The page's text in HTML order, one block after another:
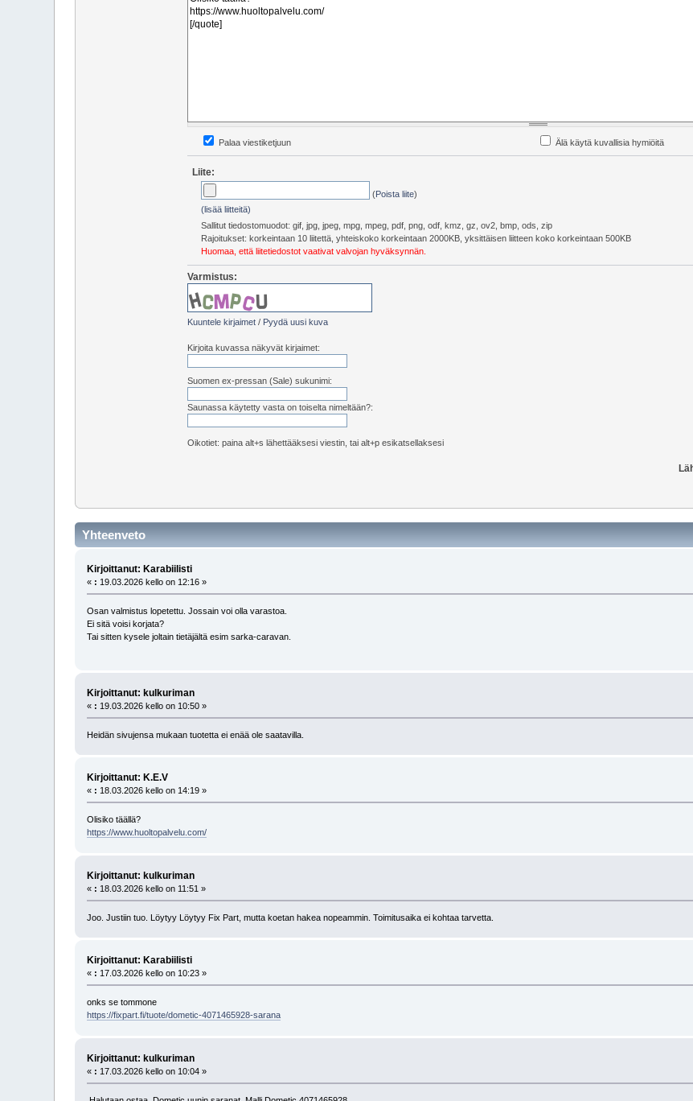
Palaa viestiketjuun Älä käytä kuvallisia hymiöitä
Liite:
(Poista liite)
(lisää liitteitä)
Sallitut tiedostomuodot: gif, jpg, jpeg, mpg, mpeg, pdf, png, odf, kmz, gz, ov2, bmp, ods, zip
Rajoitukset: korkeintaan 10 liitettä, yhteiskoko korkeintaan 2000KB, yksittäisen liitteen koko korkeintaan 500KB
Huomaa, että liitetiedostot vaativat valvojan hyväksynnän.
Varmistus:
Kuuntele kirjaimet / Pyydä uusi kuva
Kirjoita kuvassa näkyvät kirjaimet:
Suomen ex-pressan (Sale) sukunimi:
Saunassa käytetty vasta on toiselta nimeltään?:
Oikotiet: paina alt+s lähettääksesi viestin, tai alt+p esikatsellaksesi
Yhteenveto
Kirjoittanut: Karabiilisti
« : 19.03.2026 kello on 12:16 »
Osan valmistus lopetettu. Jossain voi olla varastoa.
Ei sitä voisi korjata?
Tai sitten kysele joltain tietäjältä esim sarka-caravan.
Kirjoittanut: kulkuriman
« : 19.03.2026 kello on 10:50 »
Heidän sivujensa mukaan tuotetta ei enää ole saatavilla.
Kirjoittanut: K.E.V
« : 18.03.2026 kello on 14:19 »
Olisiko täällä?
https://www.huoltopalvelu.com/
Kirjoittanut: kulkuriman
« : 18.03.2026 kello on 11:51 »
Joo. Justiin tuo. Löytyy Löytyy Fix Part, mutta koetan hakea nopeammin. Toimitusaika ei kohtaa tarvetta.
Kirjoittanut: Karabiilisti
« : 17.03.2026 kello on 10:23 »
onks se tommone
https://fixpart.fi/tuote/dometic-4071465928-sarana
Kirjoittanut: kulkuriman
« : 17.03.2026 kello on 10:04 »